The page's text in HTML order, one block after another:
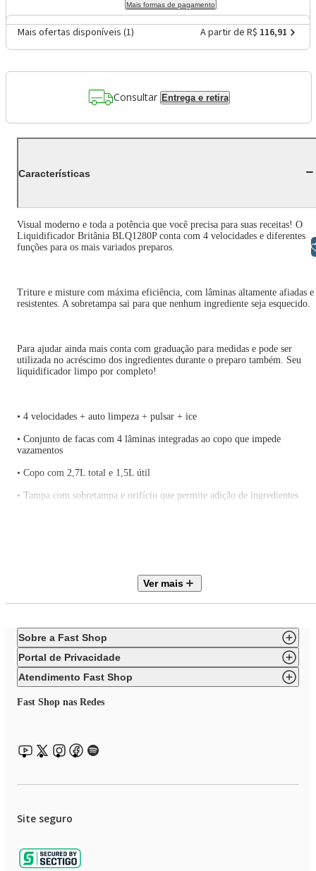
Mais formas de pagamento
Mais ofertas disponíveis (1) A partir de R$ 116,91
Consultar Entrega e retira
Características
Visual moderno e toda a potência que você precisa para suas receitas! O
Liquidificador Britânia BLQ1280P conta com 4 velocidades e diferentes
funções para os mais variados preparos.
Triture e misture com máxima eficiência, com lâminas altamente afiadas e
resistentes. A sobretampa sai para que nenhum ingrediente seja esquecido.
Para ajudar ainda mais conta com graduação para medidas e pode ser
utilizada no acréscimo dos ingredientes durante o preparo também. Seu
liquidificador limpo por completo!
• 4 velocidades + auto limpeza + pulsar + ice
• Conjunto de facas com 4 lâminas integradas ao copo que impede
vazamentos
• Copo com 2,7L total e 1,5L útil
• Tampa com sobretampa e orifício que permite adição de ingredientes
Ver mais
Sobre a Fast Shop
Portal de Privacidade
Atendimento Fast Shop
Fast Shop nas Redes
Site seguro